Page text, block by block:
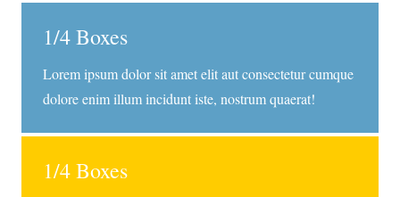
1/4 Boxes
Lorem ipsum dolor sit amet elit aut consectetur cumque
dolore enim illum incidunt iste, nostrum quaerat!
1/4 Boxes